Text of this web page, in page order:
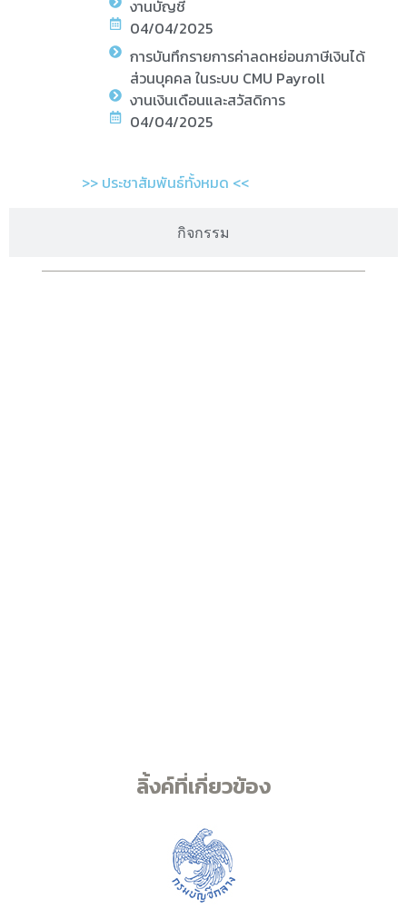
กิจกรรม
งานบัญชี
04/04/2025
การบันทึกรายการค่าลดหย่อนภาษีเงินได้
ส่วนบุคคล ในระบบ CMU Payroll
งานเงินเดือนและสวัสดิการ
04/04/2025
>> ประชาสัมพันธ์ทั้งหมด <<
ลิ้งค์ที่เกี่ยวข้อง